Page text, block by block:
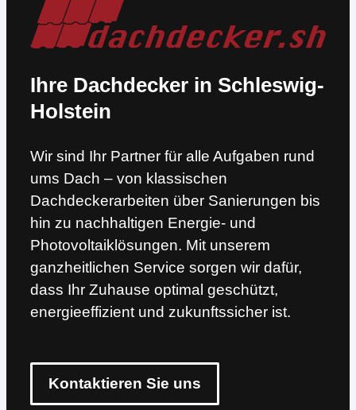
Ihre Dachdecker in Schleswig-
Holstein
Wir sind Ihr Partner für alle Aufgaben rund
ums Dach – von klassischen
Dachdeckerarbeiten über Sanierungen bis
hin zu nachhaltigen Energie- und
Photovoltaiklösungen. Mit unserem
ganzheitlichen Service sorgen wir dafür,
dass Ihr Zuhause optimal geschützt,
energieeffizient und zukunftssicher ist.
Kontaktieren Sie uns